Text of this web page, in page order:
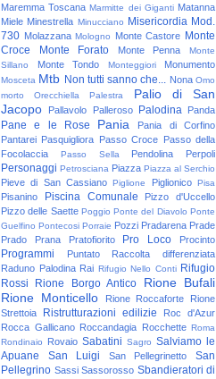
Maremma Toscana Marmitte dei Giganti Matanna
Miele Minestrella Minucciano Misericordia Mod.
730 Molazzana Mologno Monte Castore Monte
Croce
Monte Forato Monte Penna
Monte
Sillano
Monte Tondo Monteggiori Monumento
Mosceta Mtb Non tutti sanno che... Nona Omo
morto
Orecchiella Palestra
Palio di San
Jacopo
Pallavolo Palleroso Palodina Panda
Pane e le Rose Pania
Pania di Corfino
Pantarei Pasquigliora Passo Croce Passo della
Focolaccia
Passo Sella Pendolina Perpoli
Personaggi Petrosciana Piazza Piazza al Serchio
Pieve di San Cassiano Piglione Piglionico Pisa
Pisanino Piscina Comunale
Pizzo d'Uccello
Pizzo delle Saette Poggio Ponte del Diavolo Ponte
Guelfino Pontecosi Porraie Pozzi Pradarena Prade
Prado
Prana Pratofiorito Pro Loco Procinto
Programmi Puntato
Raccolta differenziata
Raduno Palodina Rai Rifugio Nello Conti Rifugio
Rossi
Rione Borgo Antico
Rione Bufali
Rione Monticello
Rione Roccaforte
Rione
Strettoia
Ristrutturazioni edilizie
Roc d'Azur
Rocca Gallicano Roccandagia Rocchette Roma
Rondinaio
Rovaio Sabatini Sagro Salviamo le
Apuane
San Luigi San Pellegrinetto
San
Pellegrino Sassi Sassorosso Sbandieratori di